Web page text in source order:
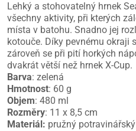
Lehký a stohovatelný hrnek
všechny aktivity, při kterých
místa v batohu. Snadno jej
kotouče. Díky pevnému okraji
zároveň se při pití horkých
dvakrát větší než hrnek X-Cup.
Barva: zelená
Hmotnost: 60 g
Objem: 480 ml
Rozměry: 11 x 8,5 cm
Materiál: pružný